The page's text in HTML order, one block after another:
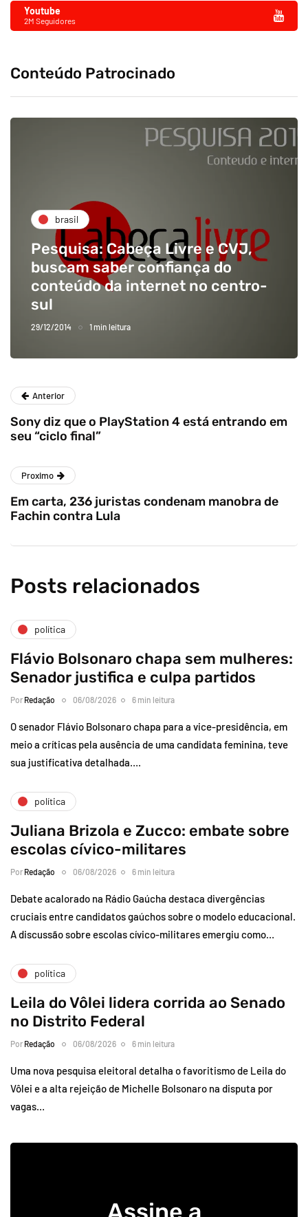
Youtube
2M Seguidores
Conteúdo Patrocinado
brasil
Pesquisa: Cabeça Livre e CVJ,
buscam saber confiança do
conteúdo da internet no centro-
sul
29/12/2014 1 min leitura
Anterior
Sony diz que o PlayStation 4 está entrando em
seu “ciclo final”
Proximo
Em carta, 236 juristas condenam manobra de
Fachin contra Lula
Posts relacionados
política
Flávio Bolsonaro chapa sem mulheres:
Senador justifica e culpa partidos
Por Redação 06/08/2026 6 min leitura
O senador Flávio Bolsonaro chapa para a vice-presidência, em
meio a críticas pela ausência de uma candidata feminina, teve
sua justificativa detalhada….
política
Juliana Brizola e Zucco: embate sobre
escolas cívico-militares
Por Redação 06/08/2026 6 min leitura
Debate acalorado na Rádio Gaúcha destaca divergências
cruciais entre candidatos gaúchos sobre o modelo educacional.
A discussão sobre escolas cívico-militares emergiu como…
política
Leila do Vôlei lidera corrida ao Senado
no Distrito Federal
Por Redação 06/08/2026 6 min leitura
Uma nova pesquisa eleitoral detalha o favoritismo de Leila do
Vôlei e a alta rejeição de Michelle Bolsonaro na disputa por
vagas…